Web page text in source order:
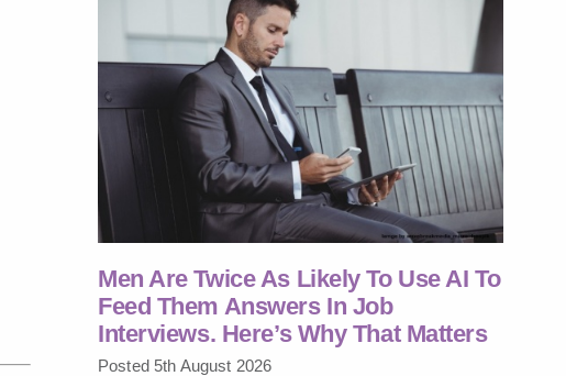
Men Are Twice As Likely To Use AI To
Feed Them Answers In Job
Interviews. Here’s Why That Matters
Posted 5th August 2026